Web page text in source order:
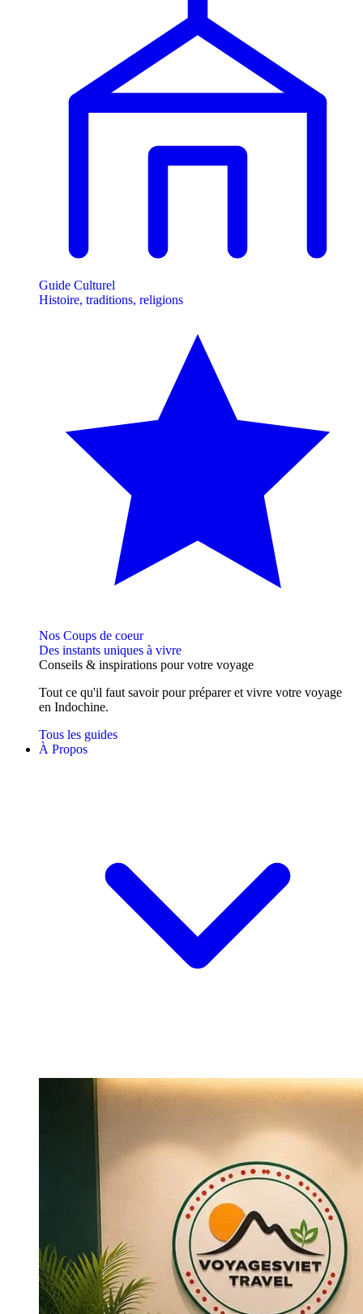
Guide Culturel
Histoire, traditions, religions
Nos Coups de coeur
Des instants uniques à vivre
Conseils & inspirations pour votre voyage
Tout ce qu'il faut savoir pour préparer et vivre votre voyage
en Indochine.
Tous les guides
À Propos